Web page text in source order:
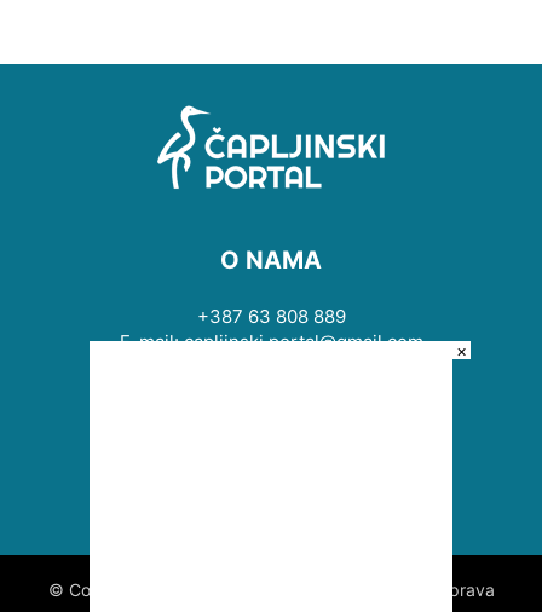
O NAMA
+387 63 808 889
E-mail: capljinski.portal@gmail.com
© Copyright © 2009 - 2026 Čapljinski portal. Sva prava
×